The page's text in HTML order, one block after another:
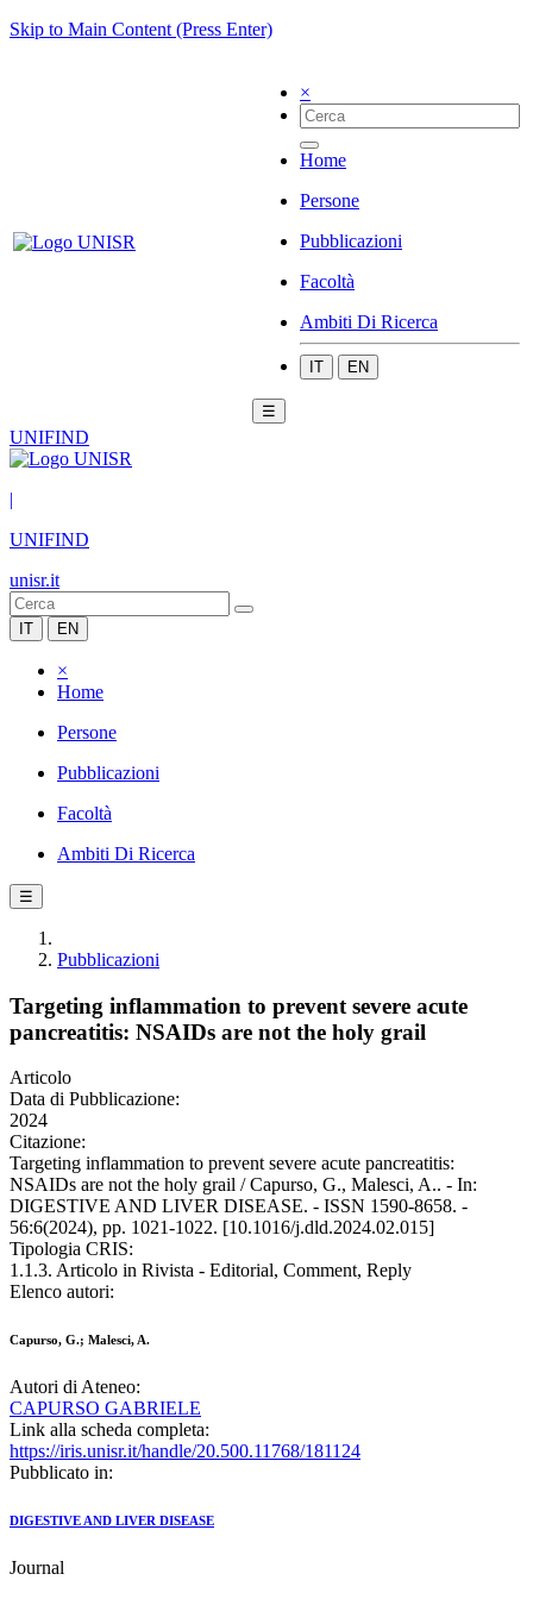
Skip to Main Content (Press Enter)
×
Home
Persone
Pubblicazioni
Facoltà
Ambiti Di Ricerca
IT EN
☰
UNIFIND
|
UNIFIND
unisr.it
IT EN
×
Home
Persone
Pubblicazioni
Facoltà
Ambiti Di Ricerca
☰
Pubblicazioni
Targeting inflammation to prevent severe acute
pancreatitis: NSAIDs are not the holy grail
Articolo
Data di Pubblicazione:
2024
Citazione:
Targeting inflammation to prevent severe acute pancreatitis:
NSAIDs are not the holy grail / Capurso, G., Malesci, A.. - In:
DIGESTIVE AND LIVER DISEASE. - ISSN 1590-8658. -
56:6(2024), pp. 1021-1022. [10.1016/j.dld.2024.02.015]
Tipologia CRIS:
1.1.3. Articolo in Rivista - Editorial, Comment, Reply
Elenco autori:
Capurso, G.; Malesci, A.
Autori di Ateneo:
CAPURSO GABRIELE
Link alla scheda completa:
https://iris.unisr.it/handle/20.500.11768/181124
Pubblicato in:
DIGESTIVE AND LIVER DISEASE
Journal